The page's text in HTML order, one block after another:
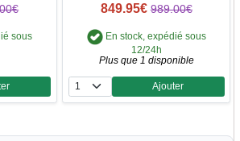
sous
849.95€ 989.00€
En stock, expédié sous
12/24h
Plus que 1 disponible
Quantité
Ajouter